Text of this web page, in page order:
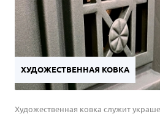
ХУДОЖЕСТВЕННАЯ КОВКА
Художественная ковка служит